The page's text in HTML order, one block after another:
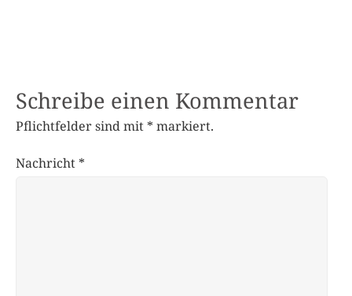
Schreibe einen Kommentar
Pflichtfelder sind mit * markiert.
Nachricht *